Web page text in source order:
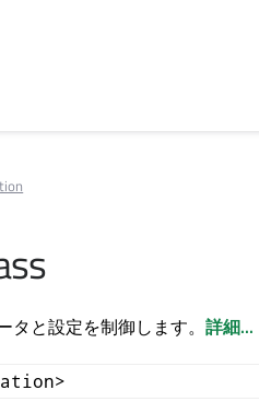
と設定を制御します。 詳細...